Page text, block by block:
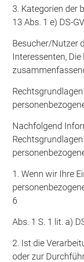
3. Kategorien der
13 Abs. 1 e) DS-
Besucher/Nutzer
Interessenten,
Nachfolgend
1. Wenn wir Ihre
6
Abs. 1 S. 1 lit. a)
2. Ist die
oder zur